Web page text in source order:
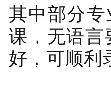
其中部分
课，无语
好，可顺利